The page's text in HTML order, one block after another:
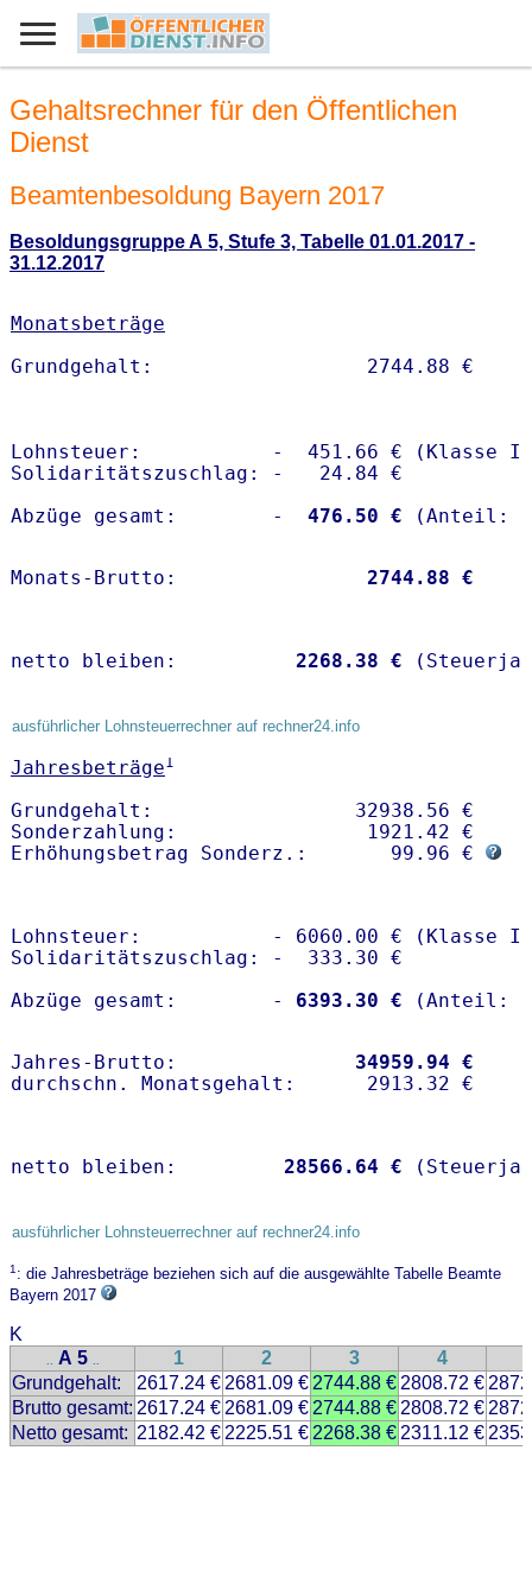
Gehaltsrechner für den Öffentlichen
Dienst
Beamtenbesoldung Bayern 2017
Besoldungsgruppe A 5, Stufe 3, Tabelle 01.01.2017 -
31.12.2017
Monatsbeträge
Lohnsteuer:           -  451.66 € (Klasse I)
Solidaritätszuschlag: -   24.84 €
Abzüge gesamt:        -
  476.50 €
Monats-Brutto: 2744.88 €
netto bleiben: 2268.38 €
ausführlicher Lohnsteuerrechner auf rechner24.info
Jahresbeträge1
Grundgehalt:                 32938.56 €
Sonderzahlung:                1921.42 €
Erhöhungsbetrag Sonderz.:       99.96 €
Lohnsteuer:           - 6060.00 € (Klasse I)
Solidaritätszuschlag: -  333.30 €
Abzüge gesamt:        -
6393.30 €
Jahres-Brutto: 34959.94 €
netto bleiben: 28566.64 €
ausführlicher Lohnsteuerrechner auf rechner24.info
1: die Jahresbeträge beziehen sich auf die ausgewählte Tabelle Beamte
Bayern 2017
K
.. A 5 .. 1 2 3 4
Grundgehalt:
2617.24 € 2681.09 € 2744.88 € 2808.72 €
Brutto gesamt: 2617.24 € 2681.09 € 2744.88 € 2808.72 €
Netto gesamt: 2182.42 € 2225.51 € 2268.38 € 2311.12 €